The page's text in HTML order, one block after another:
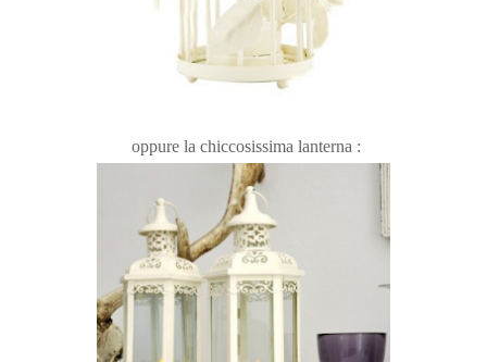
oppure la chiccosissima lanterna :